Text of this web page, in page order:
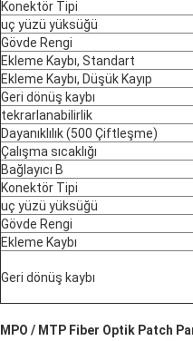
Konektör Tipi
uç yüzü yüksüğü
Gövde Rengi
Ekleme Kaybı, Standart
Ekleme Kaybı, Düşük Kayıp
Geri dönüş kaybı
tekrarlanabilirlik
Dayanıklılık (500 Çiftleşme)
Çalışma sıcaklığı
Bağlayıcı B
Konektör Tipi
uç yüzü yüksüğü
Gövde Rengi
Ekleme Kaybı
Geri dönüş kaybı
MPO / MTP Fiber Optik Patch